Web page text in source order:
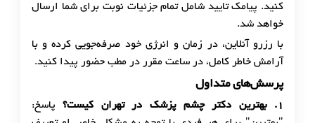
کنید. پیامک تایید شامل تمام جزئیات نوبت برای شما ارسال
خواهد شد.
با رزرو آنلاین، در زمان و انرژی خود صرفه‌جویی کرده و با
آرامش خاطر کامل، در ساعت مقرر در مطب حضور پیدا کنید.
پرسش‌های متداول
۱.بهترین دکتر چشم پزشک در تهران کیست؟پاسخ: